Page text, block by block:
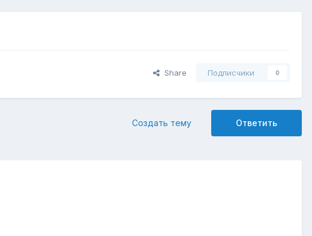
Share Подписчики 0
Ответить
Создать тему